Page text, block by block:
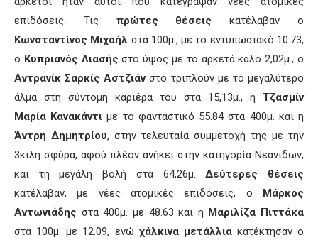
επιδόσεις. Τις πρώτες θέσεις κατέλαβαν ο
Κωνσταντίνος Μιχαήλ στα 100μ., με το εντυπωσιακό 10.73,
ο Κυπριανός Λιασής στο ύψος με το αρκετά καλό 2,02μ., ο
Αντρανίκ Σαρκίς Αστζιάνστο τριπλούν με το μεγαλύτερο
άλμα στη σύντομη καριέρα του στα 15,13μ., η Τζασμίν
Μαρία Κανακάντι με το φανταστικό 55.84 στα 400μ. και η
Άντρη Δημητρίου, στην τελευταία συμμετοχή της με την
3κιλη σφύρα, αφού πλέον ανήκει στην κατηγορία Νεανίδων,
και τη μεγάλη βολή στα 64,26μ.Δεύτερες θέσεις
κατέλαβαν, με νέες ατομικές επιδόσεις, ο Μάρκος
Αντωνιάδης στα 400μ. με 48.63 και η Μαριλίζα Πιττάκα
στα 100μ. με 12.09, ενώ χάλκινα μετάλλιακατέκτησαν ο